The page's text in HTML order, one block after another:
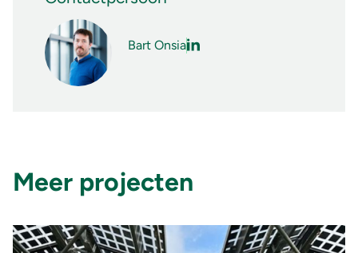
Bart Onsia
Meer projecten